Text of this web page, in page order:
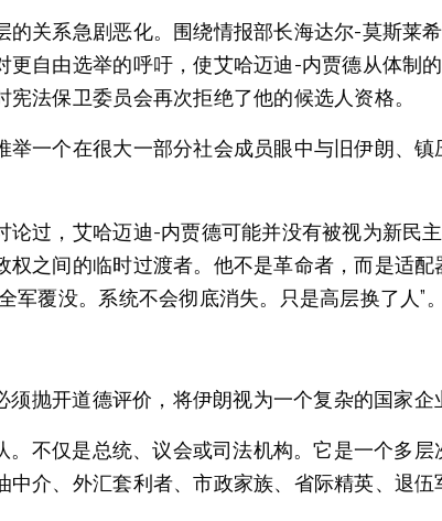
关系急剧恶化。围绕情报部长海达尔-莫斯莱
自由选举的呼吁，使艾哈迈迪-内贾德从体制
法保卫委员会再次拒绝了他的候选人资格。
举一个在很大一部分社会成员眼中与旧伊朗、
过，艾哈迈迪-内贾德可能并没有被视为新民
之间的临时过渡者。他不是革命者，而是适
军覆没。系统不会彻底消失。只是高层换了人”。
抛开道德评价，将伊朗视为一个复杂的国家企
不仅是总统、议会或司法机构。它是一个多
介、外汇套利者、市政家族、省际精英、退伍